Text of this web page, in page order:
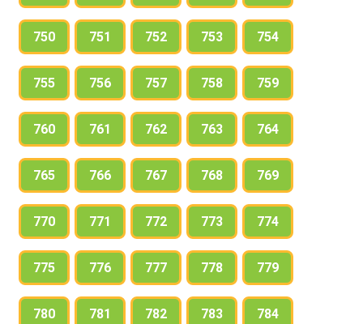
750 751 752 753 754
755 756 757 758 759
760 761 762 763 764
765 766 767 768 769
770 771 772 773 774
775 776 777 778 779
780 781 782 783 784